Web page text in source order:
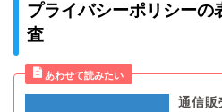
プライバシーポリシーの
査
通信販